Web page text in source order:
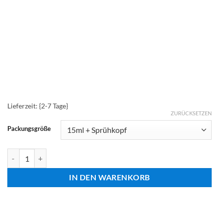
Lieferzeit: {2-7 Tage}
Packungsgröße
ZURÜCKSETZEN
IN DEN WARENKORB